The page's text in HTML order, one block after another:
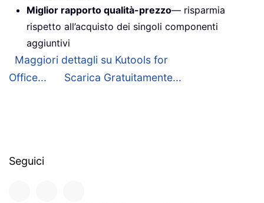
Miglior rapporto qualità-prezzo— risparmia
rispetto all’acquisto dei singoli componenti
aggiuntivi
Maggiori dettagli su Kutools for
Office...
Scarica Gratuitamente...
Seguici